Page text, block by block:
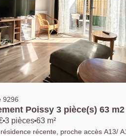
9296
Poissy 3 pièce(s) 63 m2
3 pièces 63 m²
récente, proche accès A13/